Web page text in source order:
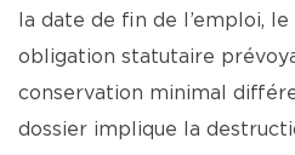
la date de fin de l’emploi,
obligation statutaire
conservation minimal
dossier implique la